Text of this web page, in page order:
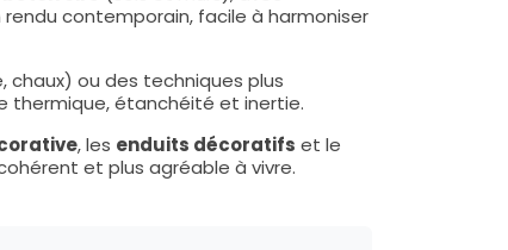
contemporain, facile à harmoniser
chaux) ou des techniques plus
thermique, étanchéité et inertie.
, les enduits décoratifs et le
et plus agréable à vivre.